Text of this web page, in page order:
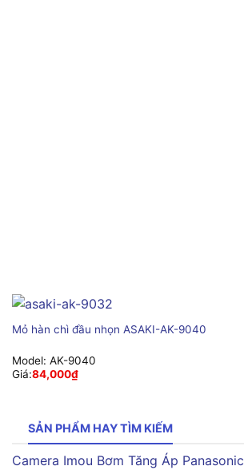
Mỏ hàn chì đầu nhọn ASAKI-AK-9040
Model: AK-9040
Giá:84,000₫
SẢN PHẨM HAY TÌM KIẾM
Camera Imou Bơm Tăng Áp Panasonic